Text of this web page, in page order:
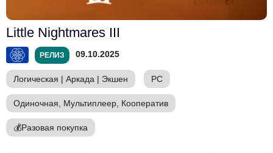
Little Nightmares III
РЕЛИЗ 09.10.2025
Логическая | Аркада | Экшен PC
Одиночная, Мультиплеер, Кооператив
💰Разовая покупка